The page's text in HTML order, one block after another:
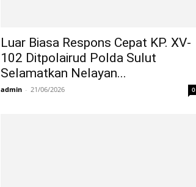
Luar Biasa Respons Cepat KP. XV-
102 Ditpolairud Polda Sulut
Selamatkan Nelayan...
admin - 21/06/2026 0